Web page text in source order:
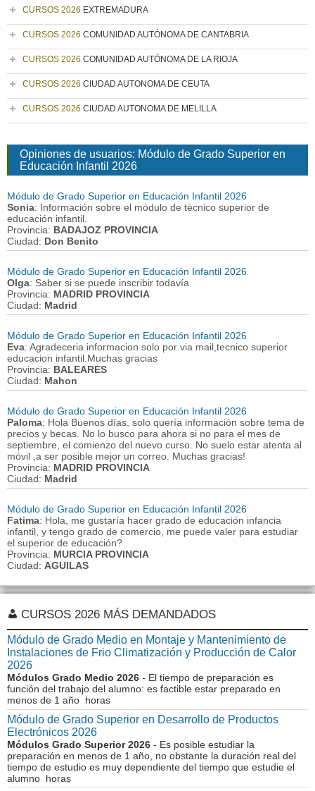
CURSOS 2026 EXTREMADURA
CURSOS 2026 COMUNIDAD AUTÓNOMA DE CANTABRIA
CURSOS 2026 COMUNIDAD AUTÓNOMA DE LA RIOJA
CURSOS 2026 CIUDAD AUTONOMA DE CEUTA
CURSOS 2026 CIUDAD AUTONOMA DE MELILLA
Opiniones de usuarios: Módulo de Grado Superior en
Educación Infantil 2026
Módulo de Grado Superior en Educación Infantil 2026
Sonia: Información sobre el módulo de técnico superior de
educación infantil.
Provincia: BADAJOZ PROVINCIA
Ciudad: Don Benito
Módulo de Grado Superior en Educación Infantil 2026
Olga: Saber si se puede inscribir todavía
Provincia: MADRID PROVINCIA
Ciudad: Madrid
Módulo de Grado Superior en Educación Infantil 2026
Eva: Agradeceria informacion solo por via mail,tecnico superior
educacion infantil.Muchas gracias
Provincia: BALEARES
Ciudad: Mahon
Módulo de Grado Superior en Educación Infantil 2026
Paloma: Hola Buenos días, solo quería información sobre tema de
precios y becas. No lo busco para ahora si no para el mes de
septiembre, el comienzo del nuevo curso. No suelo estar atenta al
móvil ,a ser posible mejor un correo. Muchas gracias!
Provincia: MADRID PROVINCIA
Ciudad: Madrid
Módulo de Grado Superior en Educación Infantil 2026
Fatima: Hola, me gustaría hacer grado de educación infancia
infantil, y tengo grado de comercio, me puede valer para estudiar
el superior de educación?
Provincia: MURCIA PROVINCIA
Ciudad: AGUILAS
CURSOS 2026 MÁS DEMANDADOS
Módulo de Grado Medio en Montaje y Mantenimiento de
Instalaciones de Frio Climatización y Producción de Calor
2026
Módulos Grado Medio 2026 - El tiempo de preparación es
función del trabajo del alumno: es factible estar preparado en
menos de 1 año horas
Módulo de Grado Superior en Desarrollo de Productos
Electrónicos 2026
Módulos Grado Superior 2026 - Es posible estudiar la
preparación en menos de 1 año, no obstante la duración real del
tiempo de estudio es muy dependiente del tiempo que estudie el
alumno horas